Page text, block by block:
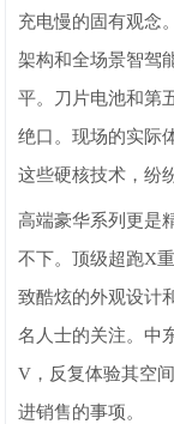
充电慢的固有观念
架构和全场景智驾
平。刀片电池和第
绝口。现场的实际
这些硬核技术，纷
高端豪华系列更是
不下。顶级超跑X
致酷炫的外观设计
名人士的关注。中
V，反复体验其空
进销售的事项。